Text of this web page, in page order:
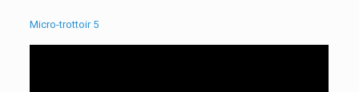
Micro-trottoir 5